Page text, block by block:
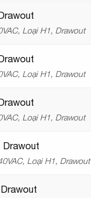
Loại H1, Drawout
Loại H1, Drawout
Loại H1, Drawout
Drawout
Loại H1, Drawout